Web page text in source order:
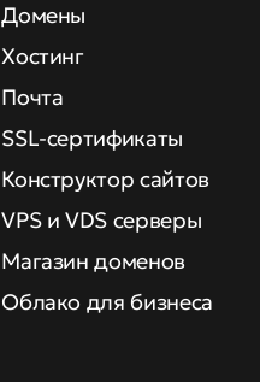
Домены
Хостинг
Почта
SSL-сертификаты
Конструктор сайтов
VPS и VDS серверы
Магазин доменов
Облако для бизнеса